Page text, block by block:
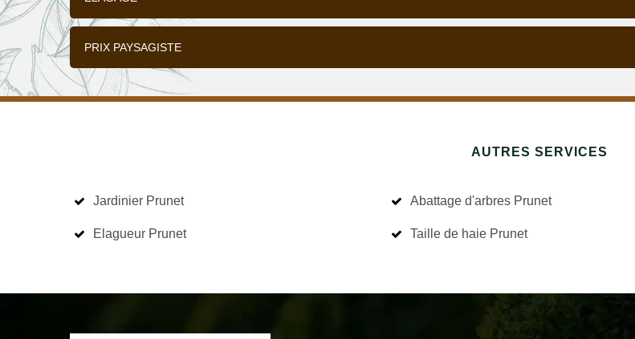
PRIX PAYSAGISTE
AUTRES SERVICES
Jardinier Prunet
Elagueur Prunet
Abattage d'arbres Prunet
Taille de haie Prunet